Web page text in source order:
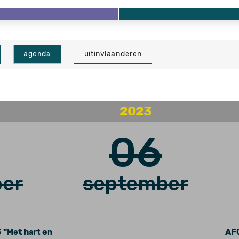
agenda uitinvlaanderen
"Met hart en
2023
06
september